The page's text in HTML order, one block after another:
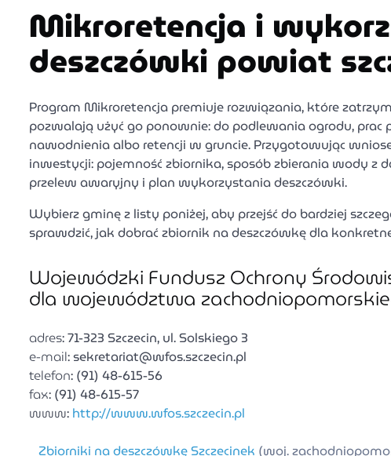
Mikroretencja i
deszczówki powiat
Program Mikroretencja premiuje rozwiązania, które
pozwalają użyć go ponownie: do podlewania ogrodu,
nawodnienia albo retencji w gruncie. Przygotowując
inwestycji: pojemność zbiornika, sposób zbierania wody z
przelew awaryjny i plan wykorzystania deszczówki.
Wybierz gminę z listy poniżej, aby przejść do bardziej
sprawdzić, jak dobrać zbiornik na deszczówkę dla
Wojewódzki Fundusz Ochrony
dla województwa
adres: 71-323 Szczecin, ul. Solskiego 3
e-mail: sekretariat@wfos.szczecin.pl
telefon: (91) 48-615-56
fax: (91) 48-615-57
www: http://www.wfos.szczecin.pl
Zbiorniki na deszczówkę Szczecinek (woj.